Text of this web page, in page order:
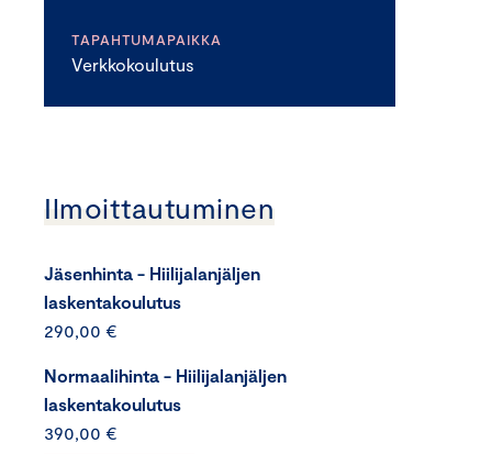
TAPAHTUMAPAIKKA
Verkkokoulutus
Ilmoittautuminen
Jäsenhinta - Hiilijalanjäljen
laskentakoulutus
290,00 €
Normaalihinta - Hiilijalanjäljen
laskentakoulutus
390,00 €